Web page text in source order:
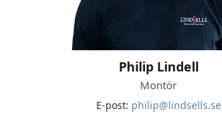
Philip Lindell
Montör
E-post: philip@lindsells.se